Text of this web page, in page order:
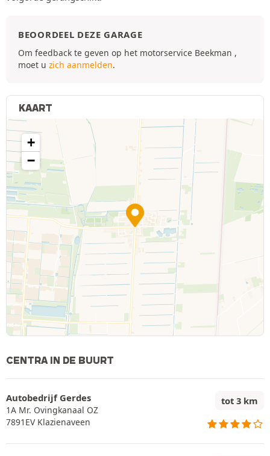
BEOORDEEL DEZE GARAGE
Om feedback te geven op het motorservice Beekman ,
moet u zich aanmelden.
KAART
+
−
CENTRA IN DE BUURT
Autobedrijf Gerdes
1A Mr. Ovingkanaal OZ
7891EV Klazienaveen
tot 3 km